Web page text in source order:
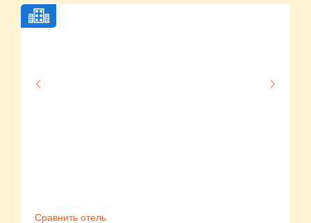
Сравнить отель